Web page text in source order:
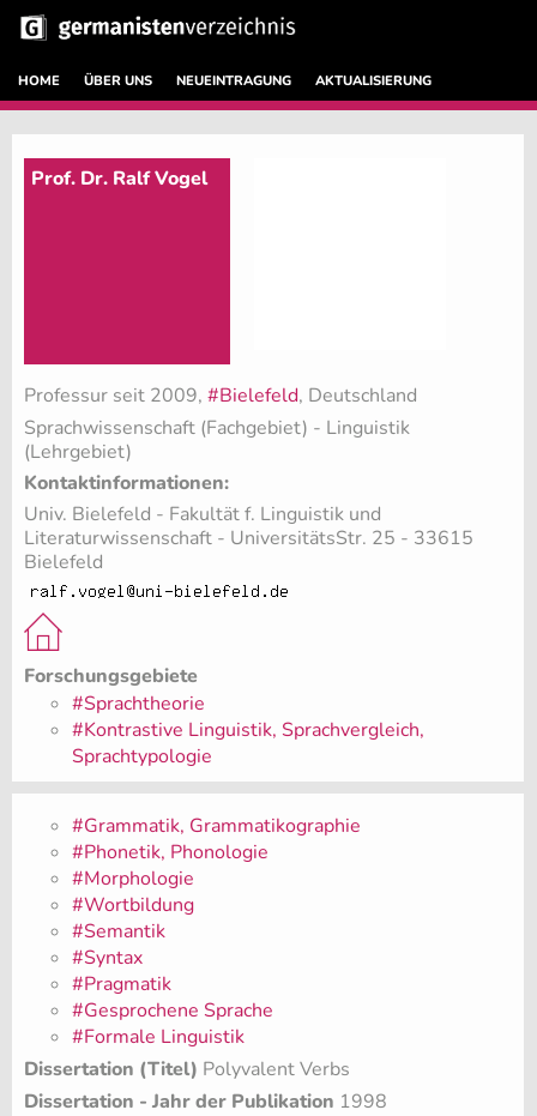
HOME ÜBER UNS NEUEINTRAGUNG AKTUALISIERUNG
Prof. Dr. Ralf Vogel
Professur seit 2009, #Bielefeld, Deutschland
Sprachwissenschaft (Fachgebiet) - Linguistik
(Lehrgebiet)
Kontaktinformationen:
Univ. Bielefeld - Fakultät f. Linguistik und
Literaturwissenschaft - UniversitätsStr. 25 - 33615
Bielefeld
Forschungsgebiete
#Sprachtheorie
#Kontrastive Linguistik, Sprachvergleich,
Sprachtypologie
#Grammatik, Grammatikographie
#Phonetik, Phonologie
#Morphologie
#Wortbildung
#Semantik
#Syntax
#Pragmatik
#Gesprochene Sprache
#Formale Linguistik
Dissertation (Titel) Polyvalent Verbs
Dissertation - Jahr der Publikation 1998